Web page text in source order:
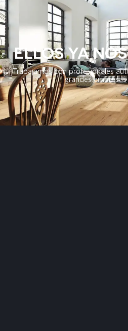
ELLOS YA
Trabajamos con profesionales
grandes